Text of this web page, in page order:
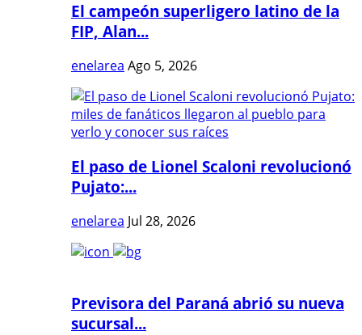
El campeón superligero latino de la
FIP, Alan...
enelarea Ago 5, 2026
El paso de Lionel Scaloni revolucionó
Pujato:...
enelarea Jul 28, 2026
Previsora del Paraná abrió su nueva
sucursal...